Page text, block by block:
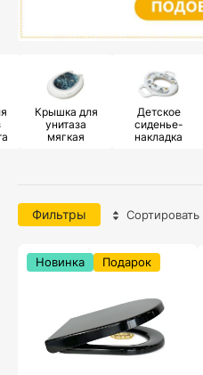
Крышка для
унитаза
мягкая
Детское
сиденье-
накладка
Фильтры Сортировать
Новинка Подарок